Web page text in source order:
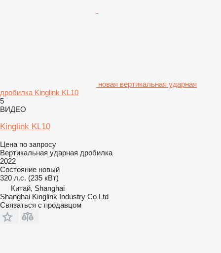
новая вертикальная ударная
дробилка Kinglink KL10
5
ВИДЕО
Kinglink KL10
Цена по запросу
Вертикальная ударная дробилка
2022
Состояние новый
320 л.с. (235 кВт)
Китай, Shanghai
Shanghai Kinglink Industry Co Ltd
Связаться с продавцом